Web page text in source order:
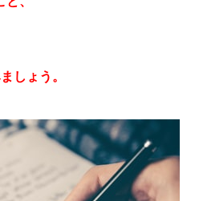
しょう。